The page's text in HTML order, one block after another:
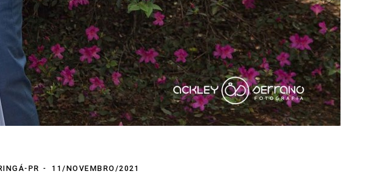
PR 11/NOVEMBRO/2021